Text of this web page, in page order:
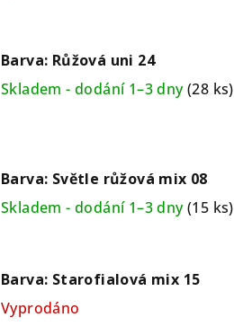
Barva: Růžová uni 24
Skladem - dodání 1–3 dny(28 ks)
Barva: Světle růžová mix 08
Skladem - dodání 1–3 dny(15 ks)
Barva: Starofialová mix 15
Vyprodáno